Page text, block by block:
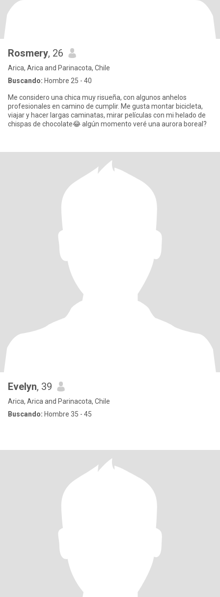
Rosmery, 26
Arica, Arica and Parinacota, Chile
Buscando: Hombre 25 - 40
Me considero una chica muy risueña, con algunos anhelos
profesionales en camino de cumplir. Me gusta montar bicicleta,
viajar y hacer largas caminatas, mirar películas con mi helado de
chispas de chocolate😂 algún momento veré una aurora boreal?
Evelyn, 39
Arica, Arica and Parinacota, Chile
Buscando: Hombre 35 - 45